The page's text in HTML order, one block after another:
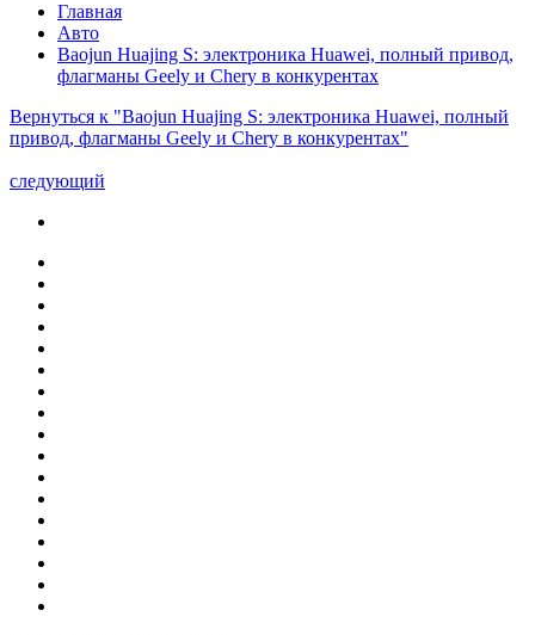
Главная
Авто
Baojun Huajing S: электроника Huawei, полный привод,
флагманы Geely и Chery в конкурентах
Вернуться к "Baojun Huajing S: электроника Huawei, полный
привод, флагманы Geely и Chery в конкурентах"
следующий